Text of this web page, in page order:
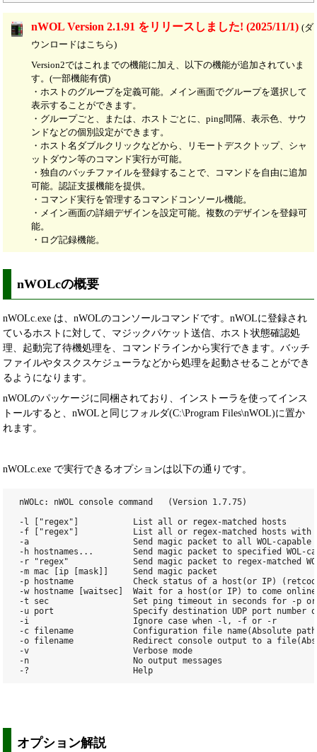
nWOL Version 2.1.91 をリリースしました! (2025/11/1) (ダ
ウンロードはこちら)
Version2ではこれまでの機能に加え、以下の機能が追加されていま
す。(一部機能有償)
・ホストのグループを定義可能。メイン画面でグループを選択して
表示することができます。
・グループごと、または、ホストごとに、ping間隔、表示色、サウ
ンドなどの個別設定ができます。
・ホスト名ダブルクリックなどから、リモートデスクトップ、シャ
ットダウン等のコマンド実行が可能。
・独自のバッチファイルを登録することで、コマンドを自由に追加
可能。認証支援機能を提供。
・コマンド実行を管理するコマンドコンソール機能。
・メイン画面の詳細デザインを設定可能。複数のデザインを登録可
能。
・ログ記録機能。
nWOLcの概要
nWOLc.exe は、nWOLのコンソールコマンドです。nWOLに登録され
ているホストに対して、マジックパケット送信、ホスト状態確認処
理、起動完了待機処理を、コマンドラインから実行できます。バッチ
ファイルやタスクスケジューラなどから処理を起動させることができ
るようになります。
nWOLのパッケージに同梱されており、インストーラを使ってインス
トールすると、nWOLと同じフォルダ(C:\Program Files\nWOL)に置か
れます。
nWOLc.exe で実行できるオプションは以下の通りです。
nWOLc: nWOL console command   (Version 1.7.75)
-l ["regex"]           List all or regex-matched hosts
-f ["regex"]           List all or regex-matched hosts with
-a                     Send magic packet to all WOL-capable
-h hostnames...        Send magic packet to specified WOL-
-r "regex"             Send magic packet to regex-matched
-m mac [ip [mask]]     Send magic packet
-p hostname            Check status of a host(or IP)
-w hostname [waitsec]  Wait for a host(or IP) to come
-t sec                 Set ping timeout in seconds for -p or
-u port                Specify destination UDP port number of
-i                     Ignore case when -l, -f or -r
-c filename            Configuration file name(Absolute path
-o filename            Redirect console output to a
-v                     Verbose mode
-n                     No output messages
-?                     Help
オプション解説